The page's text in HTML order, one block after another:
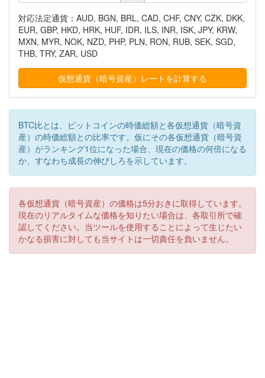
対応法定通貨：AUD, BGN, BRL, CAD, CHF, CNY, CZK, DKK,
EUR, GBP, HKD, HRK, HUF, IDR, ILS, INR, ISK, JPY, KRW,
MXN, MYR, NOK, NZD, PHP, PLN, RON, RUB, SEK, SGD,
THB, TRY, ZAR, USD
BTC比とは、ビットコインの時価総額と各仮想通貨（暗号資
産）の時価総額との比率です。仮にその各仮想通貨（暗号資
産）がランキング1位になった場合、現在の価格の何倍になる
か、すなわち成長の伸びしろを示しています。
各仮想通貨（暗号資産）の価格は5分おきに取得しています。
現在のリアルタイムな価格を知りたい場合は、各取引所で確
認してください。当ツールを使用することによって生じたい
かなる損害に対しても当サイトは一切責任を負いません。